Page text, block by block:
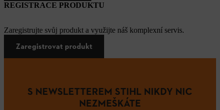
REGISTRACE PRODUKTU
Zaregistrujte svůj produkt a využijte náš komplexní servis.
Zaregistrovat produkt
S NEWSLETTEREM STIHL NIKDY NIC
NEZMEŠKÁTE